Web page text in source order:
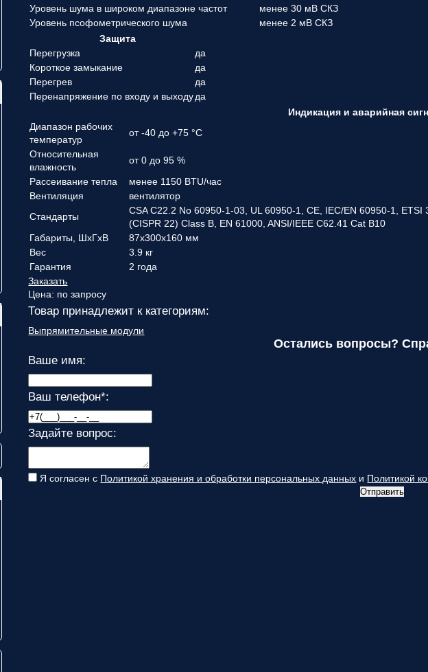
Уровень шума в широком диапазоне частот
менее 30 мВ СКЗ
Уровень псофометрического шума
менее 2 мВ СКЗ
Защита
Перегрузка
да
Короткое замыкание
да
Перегрев
да
Перенапряжение по входу и выходуда
Индикация и аварийная
Диапазон рабочих
температур
от -40 до +75 °С
Относительная
влажность
от 0 до 95 %
Рассеивание тепла
менее 1150 BTU/час
Вентиляция
вентилятор
Стандарты
CSA C22.2 No 60950-1-03, UL 60950-1, CE, IEC/EN 60950-1,
(CISPR 22) Class B, EN 61000, ANSI/IEEE C62.41 Cat B10
Габариты, ШхГхВ
87х300х160 мм
Вес
3.9 кг
Гарантия
2 года
Заказать
Цена: по запросу
Товар принадлежит к категориям:
Выпрямительные модули
Остались вопросы?
Ваше имя:
Ваш телефон*:
Задайте вопрос:
Я согласен с Политикой хранения и обработки персональных данных и Политикой
Отправить